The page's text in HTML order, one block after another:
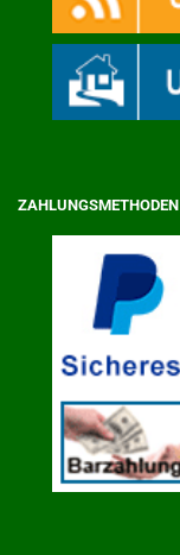
ZAHLUNGSMETHODEN